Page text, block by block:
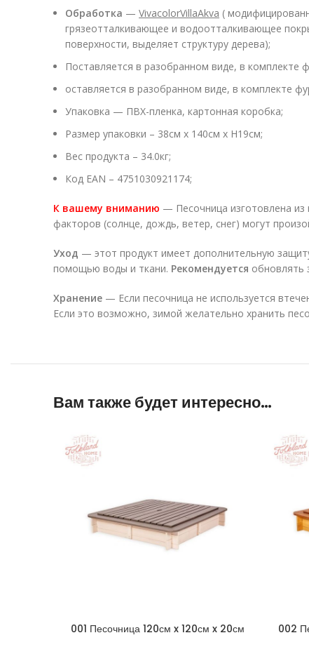
Обработка — VivacolorVillaAkva (
грязеотталкивающее и водоотталкивающее
поверхности, выделяет структуру дерева);
Поставляется в разобранном виде, в комплекте
оставляется в разобранном виде, в комплекте
Упаковка — ПВХ-пленка, картонная коробка;
Размер упаковки – 38см х 140см х H19см;
Вес продукта – 34.0кг;
Код EAN – 4751030921174;
К вашему вниманию — Песочница изготовлена ​​из
факторов (солнце, дождь, ветер, снег) могут
Уход — этот продукт имеет дополнительную
помощью воды и ткани. Рекомендуется обновлять
Хранение — Если песочница не используется
Если это возможно, зимой желательно хранить
Вам также будет интересно…
001 Песочница 120см x 120см x 20см
002